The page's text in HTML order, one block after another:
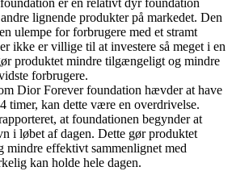
er en relativt dyr foundation
lignende produkter på markedet. Den
ulempe for forbrugere med et stramt
ikke er villige til at investere så meget i en
produktet mindre tilgængeligt og mindre
forbrugere.
Dior Forever foundation hævder at have
timer, kan dette være en overdrivelse.
at foundationen begynder at
i løbet af dagen. Dette gør produktet
mindre effektivt sammenlignet med
kan holde hele dagen.